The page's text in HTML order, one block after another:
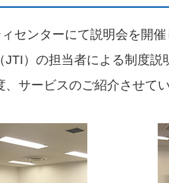
センターにて説明会を開
JTI）の担当者による制度
サービスのご紹介させて